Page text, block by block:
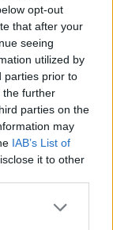
opt-out
that after your
seeing
utilized by
parties prior to
the further
parties on the
may
IAB’s List of
it to other
από χίλια
μουσική
ότι το
να ακούσει
σε ένα
ύπνο – έχει